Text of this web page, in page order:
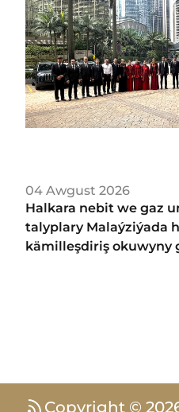
04 Awgust 2026
Halkara nebit we gaz
talyplary Malaýziýada
kämilleşdiriş okuwyny
Copyright ©